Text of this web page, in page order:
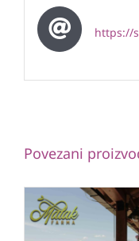
https://
Povezani